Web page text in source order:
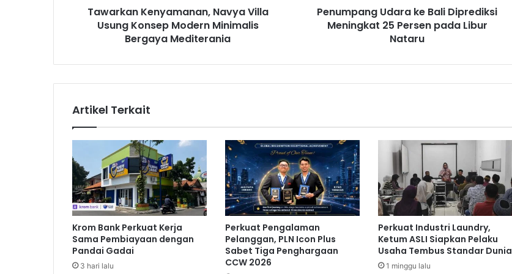
m
n
,
N
v
y
a
V
i
l
l
a
U
Tawarkan Kenyamanan, Navya Villa
Usung Konsep Modern Minimalis
Bergaya Mediterania
a
l
i
D
i
p
r
e
d
i
k
s
Penumpang Udara ke Bali Diprediksi
Meningkat 25 Persen pada Libur
Nataru
Artikel Terkait
Krom Bank Perkuat Kerja
Sama Pembiayaan dengan
Pandai Gadai
3 hari lalu
Perkuat Pengalaman
Pelanggan, PLN Icon Plus
Sabet Tiga Penghargaan
CCW 2026
Perkuat Industri Laundry,
Ketum ASLI Siapkan Pelaku
Usaha Tembus Standar Dunia
1 minggu lalu